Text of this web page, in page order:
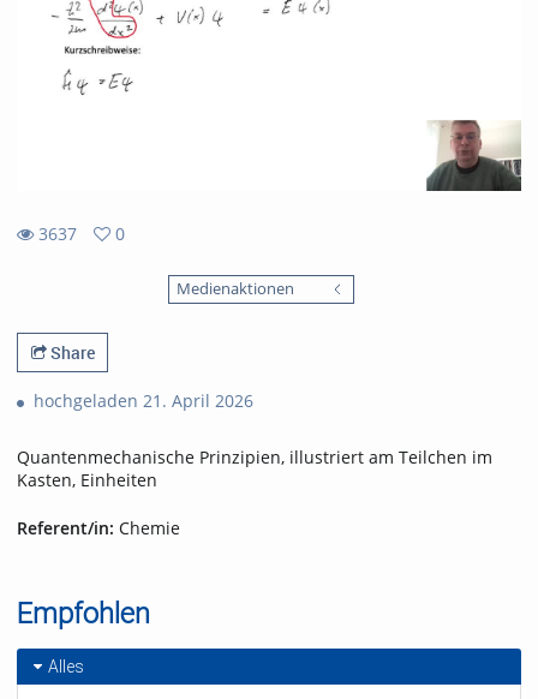
3637
0
Medienaktionen
Share
hochgeladen 21. April 2026
Quantenmechanische Prinzipien, illustriert am Teilchen im
Kasten, Einheiten
Referent/in: Chemie
Empfohlen
Alles